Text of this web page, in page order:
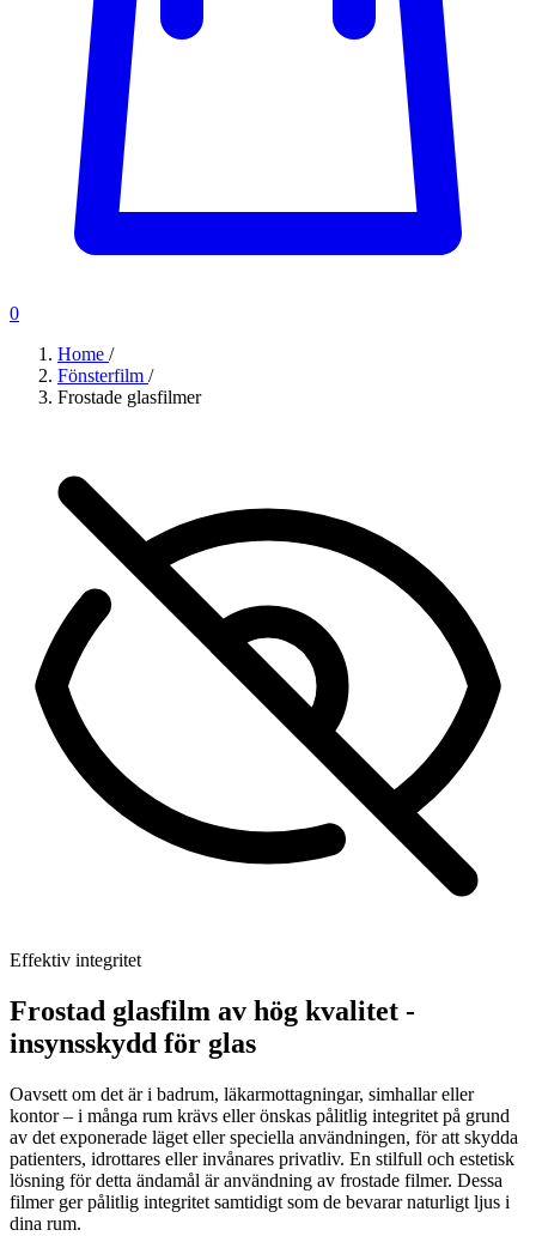
0
Home /
Fönsterfilm /
Frostade glasfilmer
Effektiv integritet
Frostad glasfilm av hög kvalitet -
insynsskydd för glas
Oavsett om det är i badrum, läkarmottagningar, simhallar eller
kontor – i många rum krävs eller önskas pålitlig integritet på grund
av det exponerade läget eller speciella användningen, för att skydda
patienters, idrottares eller invånares privatliv. En stilfull och estetisk
lösning för detta ändamål är användning av frostade filmer. Dessa
filmer ger pålitlig integritet samtidigt som de bevarar naturligt ljus i
dina rum.